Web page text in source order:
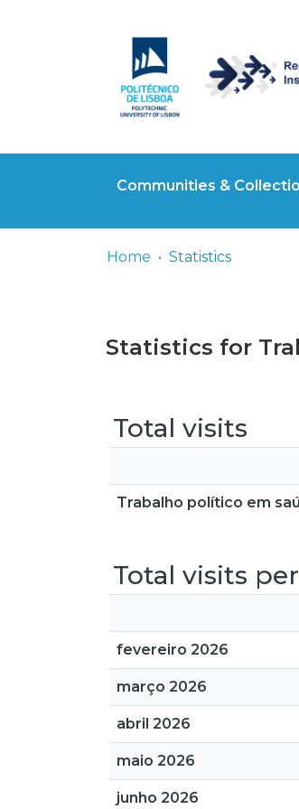
Communities &
Home Statistics
Statistics for
Total visits
Trabalho político em
Total visits
fevereiro 2026
março 2026
abril 2026
maio 2026
junho 2026